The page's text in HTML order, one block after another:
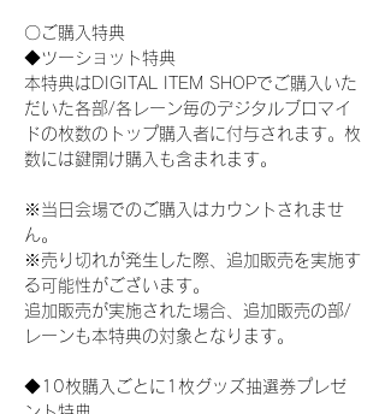
〇ご購入特典
◆ツーショット特典
本特典はDIGITAL ITEM SHOPでご購入いた
だいた各部/各レーン毎のデジタルブロマイ
ドの枚数のトップ購入者に付与されます。枚
数には鍵開け購入も含まれます。
※当日会場でのご購入はカウントされませ
ん。
※売り切れが発生した際、追加販売を実施す
る可能性がございます。
追加販売が実施された場合、追加販売の部/
レーンも本特典の対象となります。
◆10枚購入ごとに1枚グッズ抽選券プレゼ